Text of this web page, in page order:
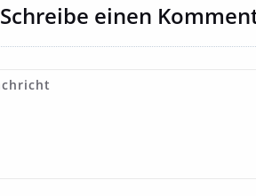
Schreibe einen